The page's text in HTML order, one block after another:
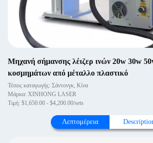
Μηχανή σήμανσης λέιζερ ινών 20w 30w
κοσμημάτων από μέταλλο πλαστικό
Τόπος καταγωγής: Σάντονγκ, Κίνα
Μάρκα: XINHONG LASER
Τιμή: $1,650.00 - $4,200.00/sets
Λεπτομέρεια